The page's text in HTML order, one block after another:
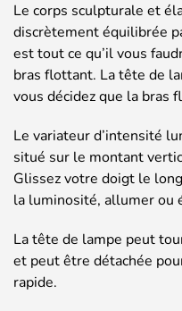
Le corps sculpturale et
discrètement équilibrée
est tout ce qu’il vous
bras flottant. La tête de
vous décidez que la bras
Le variateur d’intensité
situé sur le montant
Glissez votre doigt le
la luminosité, allumer ou
La tête de lampe peut
et peut être détachée
rapide.